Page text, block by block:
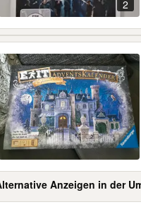
2
Anzeigen in der